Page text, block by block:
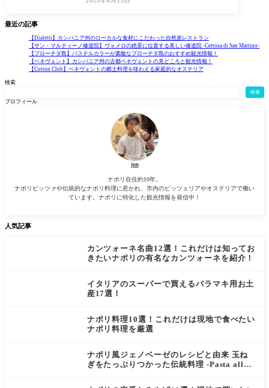
が、色
最近の記事
【Dialetti】カンパニア州のローカルな食材にこだわった自然派レストラン
【サン・マルティーノ修道院】ヴォメロの絶景に位置する美しい修道院 -Certosa di San Martino-
【プローチダ島】パステルカラーが素敵なプローチダ島のおすすめ観光情報！
【ベネヴェント】カンパニア州の古都ベネヴェントの見どころと観光情報！
【Cotton Club】ベネヴェントの郷土料理を味わえる家庭的なオステリア
検索
検索
プロフィール
jun
ナポリ在住約10年。
ナポリピッツァや伝統的なナポリ料理に惹かれ、市内のピッツェリアやオステリアで働い
ています。ナポリに特化した観光情報を発信中！
人気記事
カンツォーネ名曲12選！これだけは知ってお
きたいナポリの有名なカンツォーネを紹介！
イタリアのスーパーで買えるバラマキ用お土
産17選！
ナポリ料理10選！これだけは現地で食べたい
ナポリ料理を厳選
ナポリ風ジェノベーゼのレシピと由来 玉ね
ぎをたっぷりつかった伝統料理 -Pasta alla